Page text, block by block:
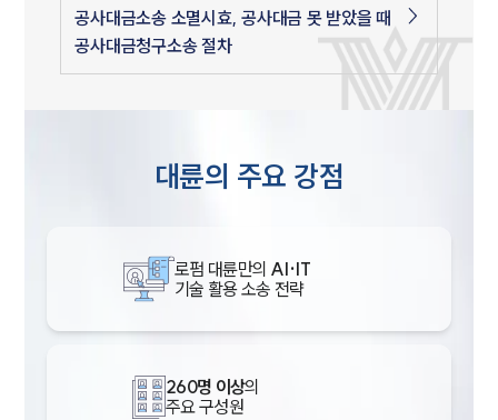
공사대금소송 소멸시효, 공사대금 못 받았을 때
공사대금청구소송 절차
대륜의 주요 강점
로펌 대륜만의 AI·IT
기술 활용 소송 전략
260명 이상의
주요 구성원